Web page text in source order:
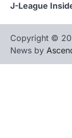
J-League
Copyright ©
News by